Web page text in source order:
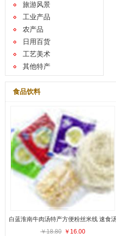
旅游风景
工业产品
农产品
日用百货
工艺美术
其他特产
食品饮料
白蓝淮南牛肉汤特产方便粉丝米线 速食
4袋装*95克原味
￥18.80 ￥16.00